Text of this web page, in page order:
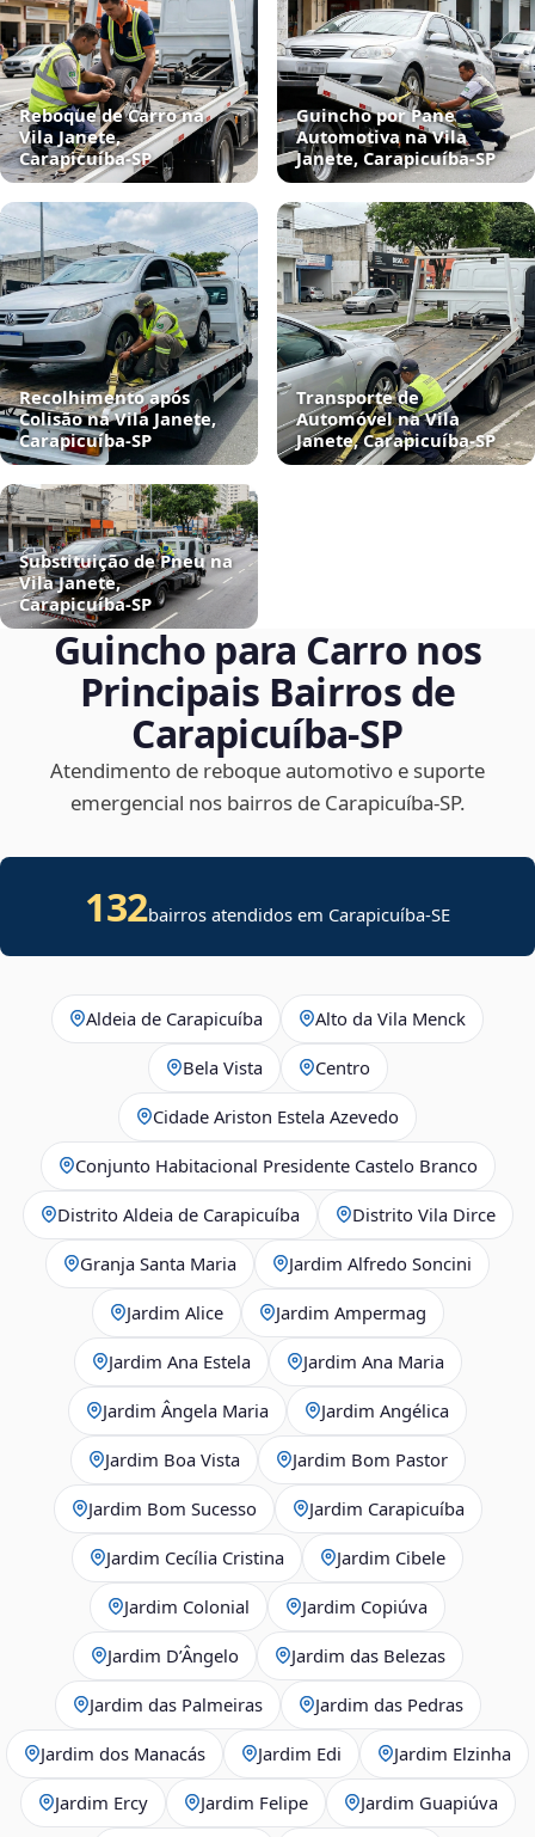
Reboque de Carro na
Vila Janete,
Carapicuíba‑SP
Guincho por Pane
Automotiva na Vila
Janete, Carapicuíba‑SP
Recolhimento após
Colisão na Vila Janete,
Carapicuíba‑SP
Transporte de
Automóvel na Vila
Janete, Carapicuíba‑SP
Substituição de Pneu na
Vila Janete,
Carapicuíba‑SP
Guincho para Carro nos
Principais Bairros de
Carapicuíba‑SP
Atendimento de reboque automotivo e suporte
emergencial nos bairros de Carapicuíba‑SP.
132bairros atendidos em Carapicuíba-SE
Aldeia de Carapicuíba Alto da Vila Menck
Bela Vista Centro
Cidade Ariston Estela Azevedo
Conjunto Habitacional Presidente Castelo Branco
Distrito Aldeia de Carapicuíba Distrito Vila Dirce
Granja Santa Maria Jardim Alfredo Soncini
Jardim Alice Jardim Ampermag
Jardim Ana Estela Jardim Ana Maria
Jardim Ângela Maria Jardim Angélica
Jardim Boa Vista Jardim Bom Pastor
Jardim Bom Sucesso Jardim Carapicuíba
Jardim Cecília Cristina Jardim Cibele
Jardim Colonial Jardim Copiúva
Jardim D’Ângelo Jardim das Belezas
Jardim das Palmeiras Jardim das Pedras
Jardim dos Manacás Jardim Edi Jardim Elzinha
Jardim Ercy Jardim Felipe Jardim Guapiúva